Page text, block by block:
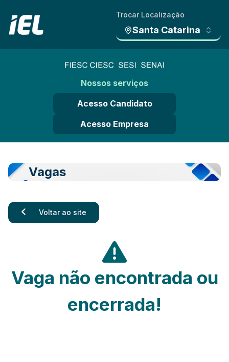
Trocar Localização
Santa Catarina
Nossos serviços
Acesso Candidato
Acesso Empresa
Vagas
Voltar ao site
Vaga não encontrada ou
encerrada!